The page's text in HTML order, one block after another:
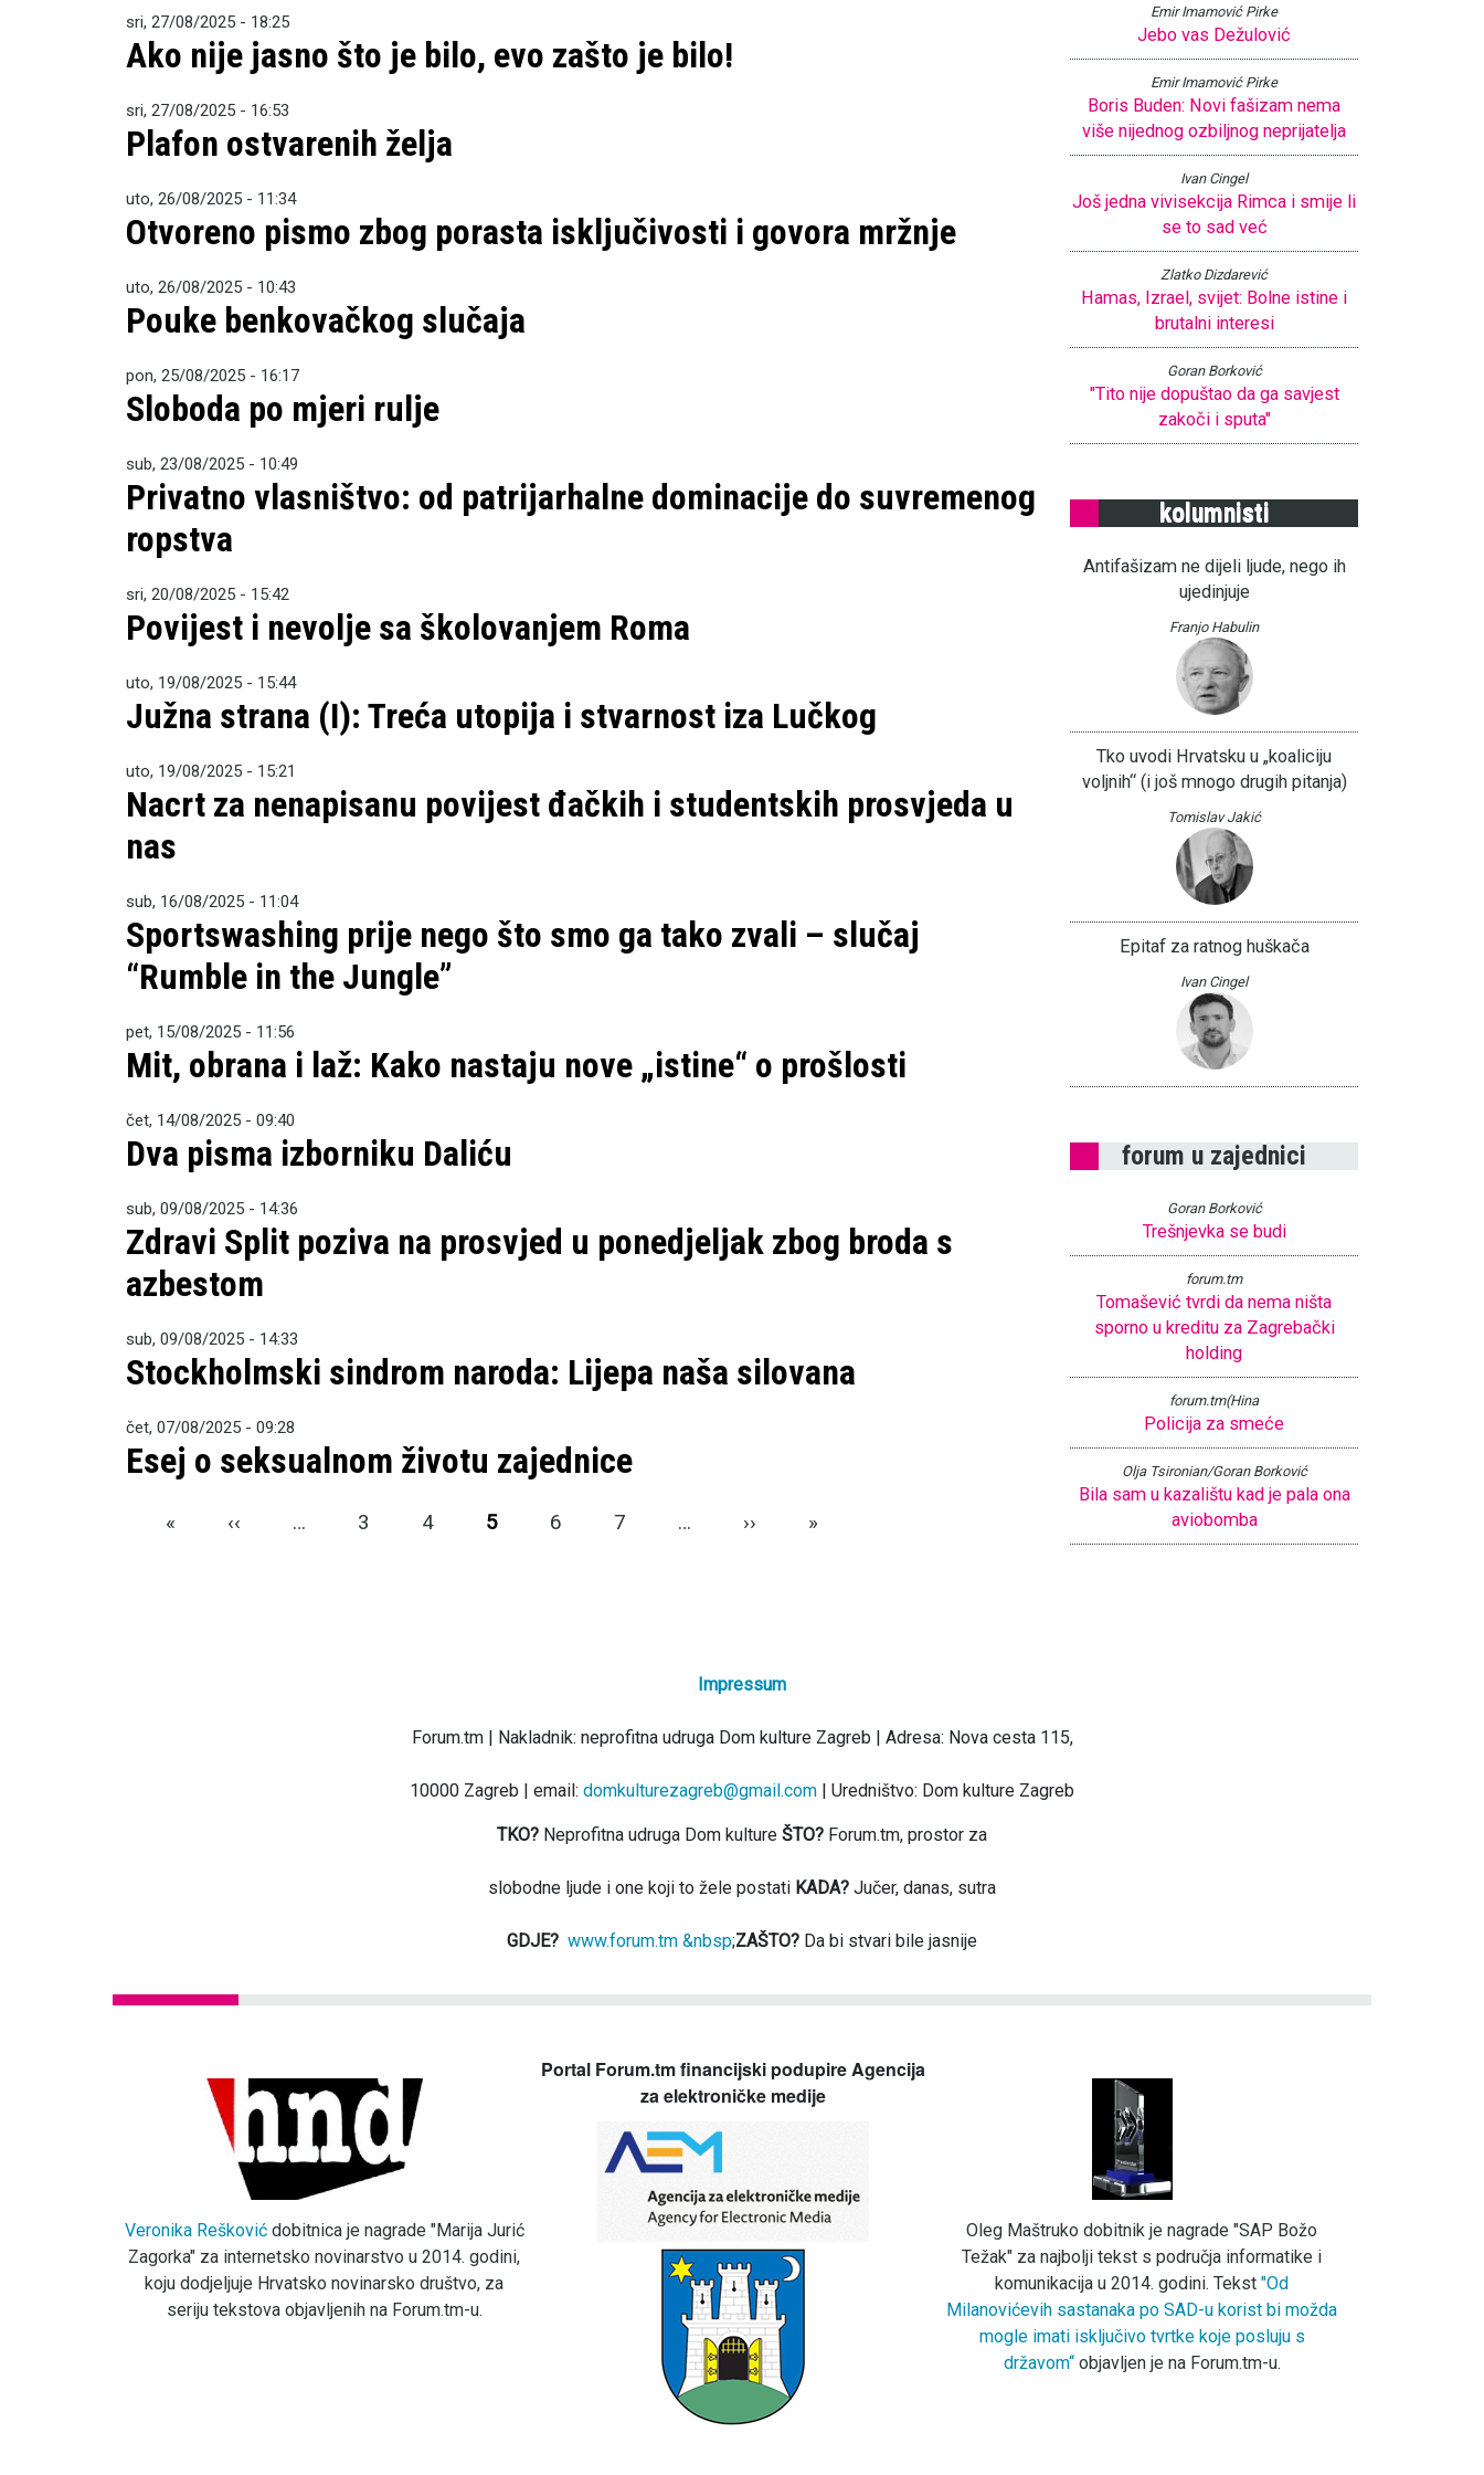
sri, 27/08/2025 - 18:25
Ako nije jasno što je bilo, evo zašto je bilo!
sri, 27/08/2025 - 16:53
Plafon ostvarenih želja
uto, 26/08/2025 - 11:34
Otvoreno pismo zbog porasta isključivosti i govora mržnje
uto, 26/08/2025 - 10:43
Pouke benkovačkog slučaja
pon, 25/08/2025 - 16:17
Sloboda po mjeri rulje
sub, 23/08/2025 - 10:49
Privatno vlasništvo: od patrijarhalne dominacije do suvremenog
ropstva
sri, 20/08/2025 - 15:42
Povijest i nevolje sa školovanjem Roma
uto, 19/08/2025 - 15:44
Južna strana (I): Treća utopija i stvarnost iza Lučkog
uto, 19/08/2025 - 15:21
Nacrt za nenapisanu povijest đačkih i studentskih prosvjeda u
nas
sub, 16/08/2025 - 11:04
Sportswashing prije nego što smo ga tako zvali – slučaj
“Rumble in the Jungle”
pet, 15/08/2025 - 11:56
Mit, obrana i laž: Kako nastaju nove „istine“ o prošlosti
čet, 14/08/2025 - 09:40
Dva pisma izborniku Daliću
sub, 09/08/2025 - 14:36
Zdravi Split poziva na prosvjed u ponedjeljak zbog broda s
azbestom
sub, 09/08/2025 - 14:33
Stockholmski sindrom naroda: Lijepa naša silovana
čet, 07/08/2025 - 09:28
Esej o seksualnom životu zajednice
Pagination
« First page
‹‹ Previous page
… 3 4 5 6 7 … ›› Next page
»
Emir Imamović Pirke
Jebo vas Dežulović
Emir Imamović Pirke
Boris Buden: Novi fašizam nema
više nijednog ozbiljnog neprijatelja
Ivan Cingel
Još jedna vivisekcija Rimca i smije li
se to sad već
Zlatko Dizdarević
Hamas, Izrael, svijet: Bolne istine i
brutalni interesi
Goran Borković
"Tito nije dopuštao da ga savjest
zakoči i sputa"
kolumnisti
Antifašizam ne dijeli ljude, nego ih
ujedinjuje
Franjo Habulin
Tko uvodi Hrvatsku u „koaliciju
voljnih“ (i još mnogo drugih pitanja)
Tomislav Jakić
Epitaf za ratnog huškača
Ivan Cingel
forum u zajednici
Goran Borković
Trešnjevka se budi
forum.tm
Tomašević tvrdi da nema ništa
sporno u kreditu za Zagrebački
holding
forum.tm(Hina
Policija za smeće
Olja Tsironian/Goran Borković
Bila sam u kazalištu kad je pala ona
aviobomba
Impressum
Forum.tm | Nakladnik: neprofitna udruga Dom kulture Zagreb | Adresa: Nova cesta 115,
10000 Zagreb | email: domkulturezagreb@gmail.com | Uredništvo: Dom kulture Zagreb
TKO? Neprofitna udruga Dom kulture ŠTO? Forum.tm, prostor za
slobodne ljude i one koji to žele postati KADA? Jučer, danas, sutra
GDJE? www.forum.tm &nbsp;ZAŠTO? Da bi stvari bile jasnije
Veronika Reškovićdobitnica je nagrade "Marija Jurić
Zagorka" za internetsko novinarstvo u 2014. godini,
koju dodjeljuje Hrvatsko novinarsko društvo, za
seriju tekstova objavljenih na Forum.tm-u.
Portal Forum.tm financijski podupire Agencija
za elektroničke medije
Oleg Maštruko dobitnik je nagrade "SAP Božo
Težak" za najbolji tekst s područja informatike i
komunikacija u 2014. godini. Tekst"Od
Milanovićevih sastanaka po SAD-u korist bi možda
mogle imati isključivo tvrtke koje posluju s
državom“objavljen je na Forum.tm-u.